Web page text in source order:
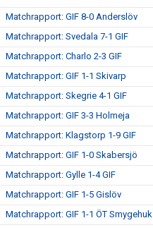
Matchrapport: GIF 8-0 Anderslöv
Matchrapport: Svedala 7-1 GIF
Matchrapport: Charlo 2-3 GIF
Matchrapport: GIF 1-1 Skivarp
Matchrapport: Skegrie 4-1 GIF
Matchrapport: GIF 3-3 Holmeja
Matchrapport: Klagstorp 1-9 GIF
Matchrapport: GIF 1-0 Skabersjö
Matchrapport: Gylle 1-4 GIF
Matchrapport: GIF 1-5 Gislöv
Matchrapport: GIF 1-1 ÖT Smygehuk